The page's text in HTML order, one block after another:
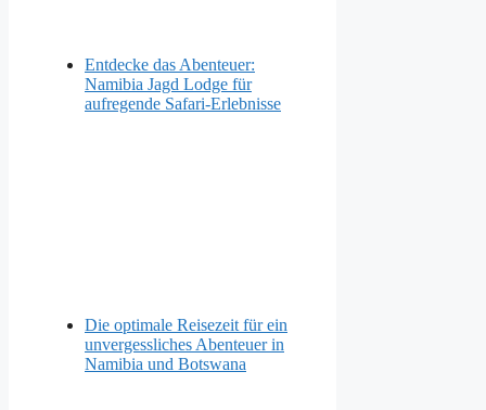
Entdecke das Abenteuer:
Namibia Jagd Lodge für
aufregende Safari-Erlebnisse
Die optimale Reisezeit für ein
unvergessliches Abenteuer in
Namibia und Botswana